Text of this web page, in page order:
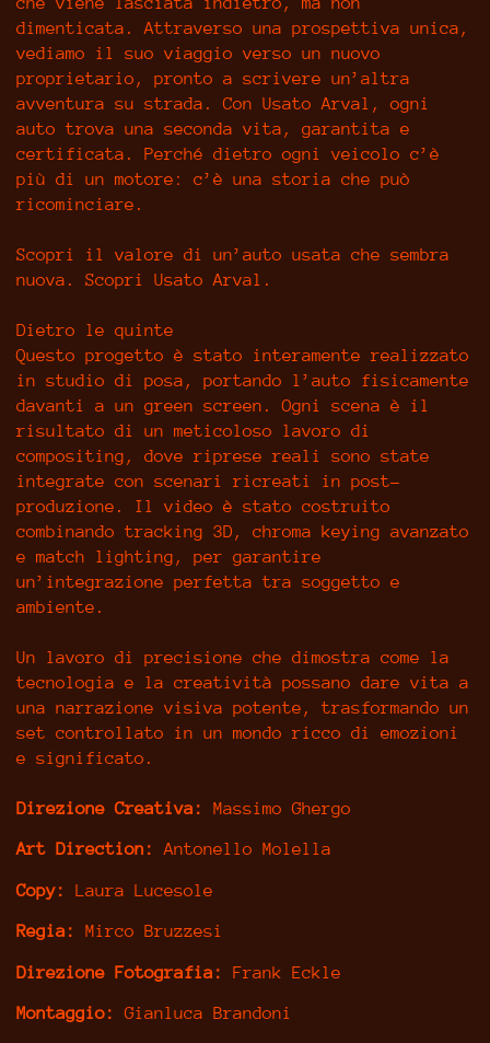
dimenticata. Attraverso una prospettiva unica,
vediamo il suo viaggio verso un nuovo
proprietario, pronto a scrivere un’altra
avventura su strada. Con Usato Arval, ogni
auto trova una seconda vita, garantita e
certificata. Perché dietro ogni veicolo c’è
più di un motore: c’è una storia che può
ricominciare.
Scopri il valore di un’auto usata che sembra
nuova. Scopri Usato Arval.
Dietro le quinte
Questo progetto è stato interamente realizzato
in studio di posa, portando l’auto fisicamente
davanti a un green screen. Ogni scena è il
risultato di un meticoloso lavoro di
compositing, dove riprese reali sono state
integrate con scenari ricreati in post-
produzione. Il video è stato costruito
combinando tracking 3D, chroma keying avanzato
e match lighting, per garantire
un’integrazione perfetta tra soggetto e
ambiente.
Un lavoro di precisione che dimostra come la
tecnologia e la creatività possano dare vita a
una narrazione visiva potente, trasformando un
set controllato in un mondo ricco di emozioni
e significato.
Direzione Creativa: Massimo Ghergo
Art Direction: Antonello Molella
Copy: Laura Lucesole
Regia: Mirco Bruzzesi
Direzione Fotografia: Frank Eckle
Montaggio: Gianluca Brandoni